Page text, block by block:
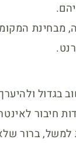
מבחינת
בגדול
חיבור
ברור שלא